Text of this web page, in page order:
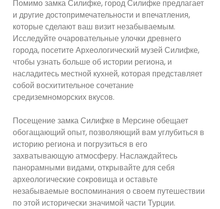
Помимо замка Силифке, город Силифке предлагает
и другие достопримечательности и впечатления,
которые сделают ваш визит незабываемым.
Исследуйте очаровательные улочки древнего
города, посетите Археологический музей Силифке,
чтобы узнать больше об истории региона, и
насладитесь местной кухней, которая представляет
собой восхитительное сочетание
средиземноморских вкусов.
Посещение замка Силифке в Мерсине обещает
обогащающий опыт, позволяющий вам углубиться в
историю региона и погрузиться в его
захватывающую атмосферу. Наслаждайтесь
панорамными видами, открывайте для себя
археологические сокровища и оставьте
незабываемые воспоминания о своем путешествии
по этой исторически значимой части Турции.